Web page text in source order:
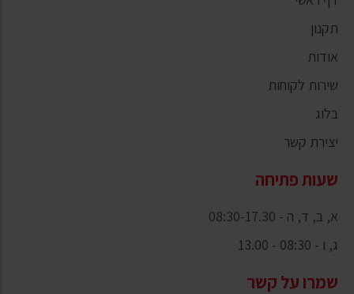
תקנון
אודות
שירות לקוחות
בלוג
יצירת קשר
שעות פתיחה
א, ב, ד, ה - 08:30-17.30
ג, ו - 08:30 - 13.00
שמרו על קשר